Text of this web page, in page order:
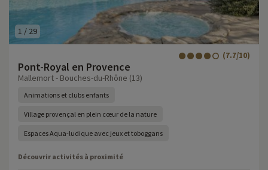
1 / 29
Pont-Royal en Provence
(7.7/10)
Mallemort - Bouches-du-Rhône (13)
Animations et clubs enfants
Village provençal en plein cœur de la nature
Espaces Aqua-ludique avec jeux et toboggans
Découvrir activités à proximité